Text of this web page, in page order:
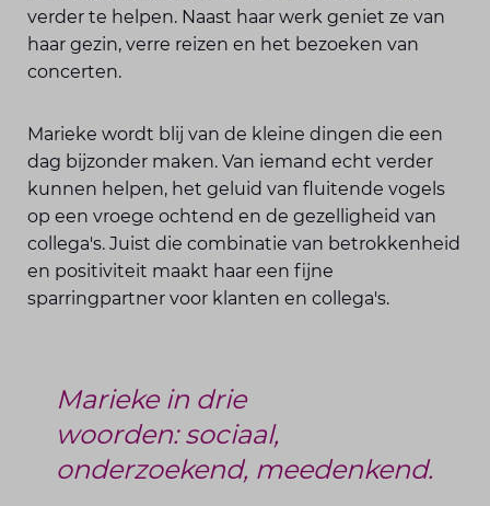
verder te helpen. Naast haar werk geniet ze van
haar gezin, verre reizen en het bezoeken van
concerten.
Marieke wordt blij van de kleine dingen die een
dag bijzonder maken. Van iemand echt verder
kunnen helpen, het geluid van fluitende vogels
op een vroege ochtend en de gezelligheid van
collega's. Juist die combinatie van betrokkenheid
en positiviteit maakt haar een fijne
sparringpartner voor klanten en collega's.
Marieke in drie
woorden: sociaal,
onderzoekend, meedenkend.